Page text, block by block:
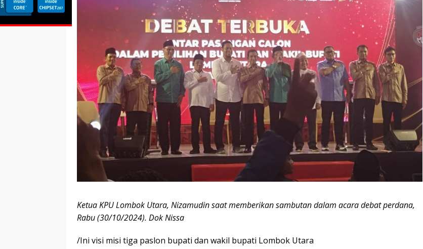
Ketua KPU Lombok Utara, Nizamudin saat memberikan sambutan dalam acara debat perdana,
Rabu (30/10/2024). Dok Nissa
/Ini visi misi tiga paslon bupati dan wakil bupati Lombok Utara